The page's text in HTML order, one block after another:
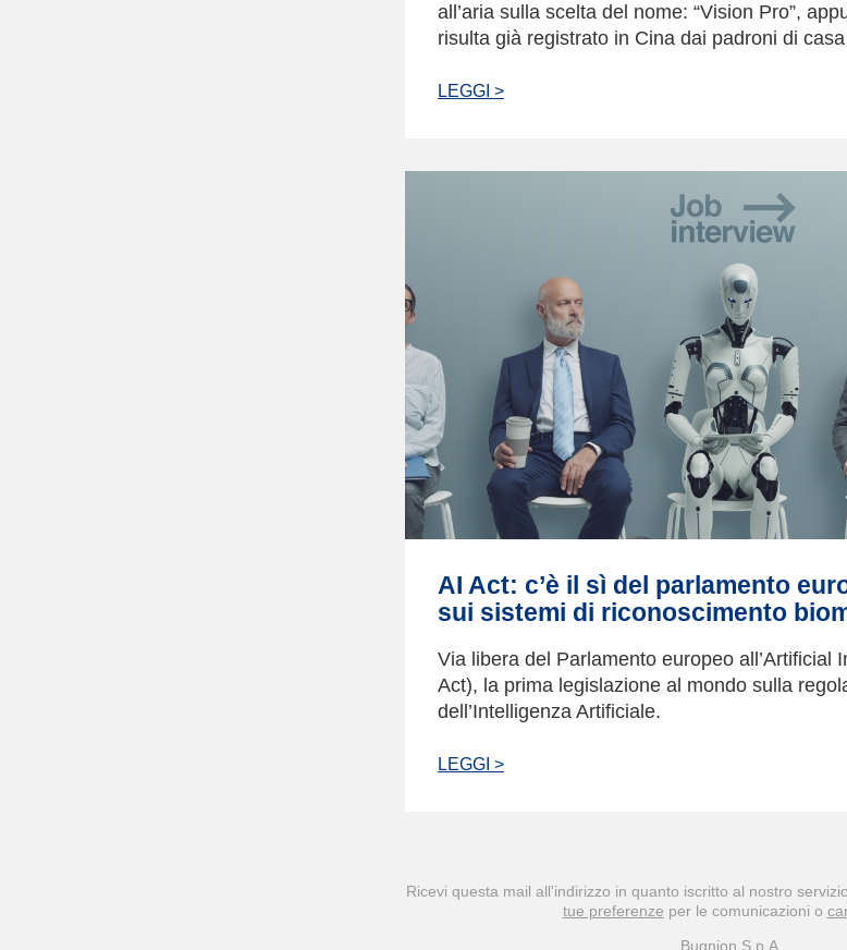
all’aria sulla scelta del nome: “Vision Pro”,
risulta già registrato in Cina dai padroni di
LEGGI >
AI Act: c’è il sì del parlamento
sui sistemi di riconoscimento
Via libera del Parlamento europeo all’Artificial
Act), la prima legislazione al mondo sulla
dell’Intelligenza Artificiale.
LEGGI >
Ricevi questa mail all'indirizzo in quanto iscritto al nostro
tue preferenze per le comunicazioni o
Bugnion S.p.A.